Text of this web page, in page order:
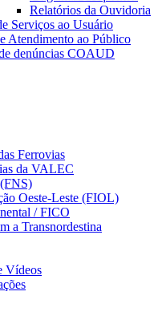
Relatórios da Ouvidoria
Serviços ao Usuário
Atendimento ao Público
denúncias COAUD
Ferrovias
da VALEC
Oeste-Leste (FIOL)
/ FICO
a Transnordestina
Vídeos